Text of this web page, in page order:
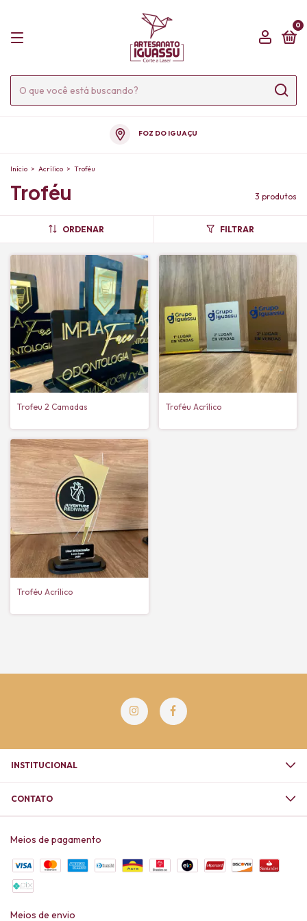
0
FOZ DO IGUAÇU
Início > Acrílico > Troféu
Troféu 3 produtos
ORDENAR FILTRAR
Trofeu 2 Camadas Troféu Acrílico
Troféu Acrílico
INSTITUCIONAL
CONTATO
Meios de pagamento
Meios de envio